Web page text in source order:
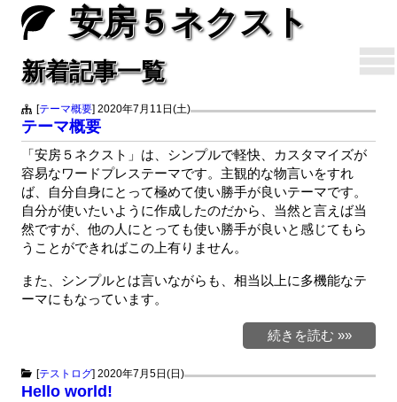
安房５ネクスト
新着記事一覧
[テーマ概要] 2020年7月11日(土)
テーマ概要
「安房５ネクスト」は、シンプルで軽快、カスタマイズが
容易なワードプレステーマです。主観的な物言いをすれ
ば、自分自身にとって極めて使い勝手が良いテーマです。
自分が使いたいように作成したのだから、当然と言えば当
然ですが、他の人にとっても使い勝手が良いと感じてもら
うことができればこの上有りません。
また、シンプルとは言いながらも、相当以上に多機能なテ
ーマにもなっています。
続きを読む »»
[テストログ] 2020年7月5日(日)
Hello world!